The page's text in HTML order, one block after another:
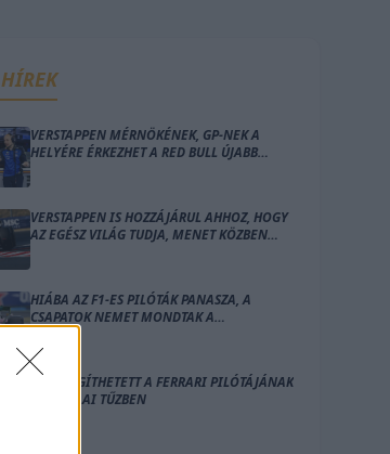
HÍREK
VERSTAPPEN MÉRNÖKÉNEK, GP-NEK A
HELYÉRE ÉRKEZHET A RED BULL ÚJABB
NAGY IGAZOLÁSA
VERSTAPPEN IS HOZZÁJÁRUL AHHOZ, HOGY
AZ EGÉSZ VILÁG TUDJA, MENET KÖZBEN
ESIK SZÉT A RED BULL
HIÁBA AZ F1-ES PILÓTÁK PANASZA, A
CSAPATOK NEMET MONDTAK A
VÁLTOZTATÁSRA
EZ IS SEGÍTHETETT A FERRARI PILÓTÁJÁNAK
AZ IMOLAI TŰZBEN